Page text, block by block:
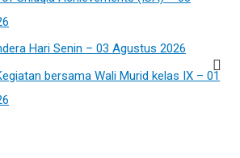
Hari Senin – 03 Agustus 2026
bersama Wali Murid kelas IX – 01